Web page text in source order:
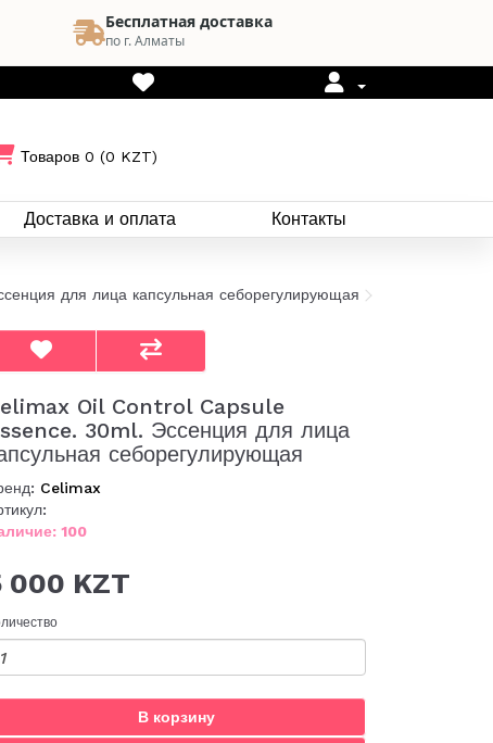
Бесплатная доставка
по г. Алматы
Товаров 0 (0 KZT)
Доставка и оплата Контакты
для лица капсульная себорегулирующая
Oil Control Capsule
30ml. Эссенция для лица
себорегулирующая
Celimax
100
000 KZT
В корзину